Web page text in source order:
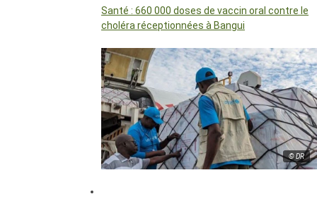
Santé : 660 000 doses de vaccin oral contre le
choléra réceptionnées à Bangui
© DR